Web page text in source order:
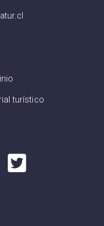
turístico